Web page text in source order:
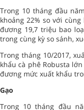
Trong 10 tháng đầu
khoảng 22% so với
đương 19,7 triệu bao
trong cùng kỳ so sánh,
Trong tháng 10/2017,
khẩu cà phê Robusta
đương mức xuất khẩu
Gạo
Trong 10 tháng đầu